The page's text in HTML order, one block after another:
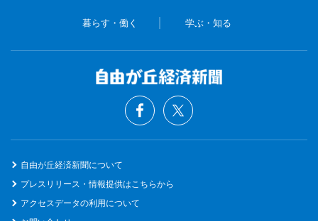
暮らす・働く 学ぶ・知る
自由が丘経済新聞について
プレスリリース・情報提供はこちらから
アクセスデータの利用について